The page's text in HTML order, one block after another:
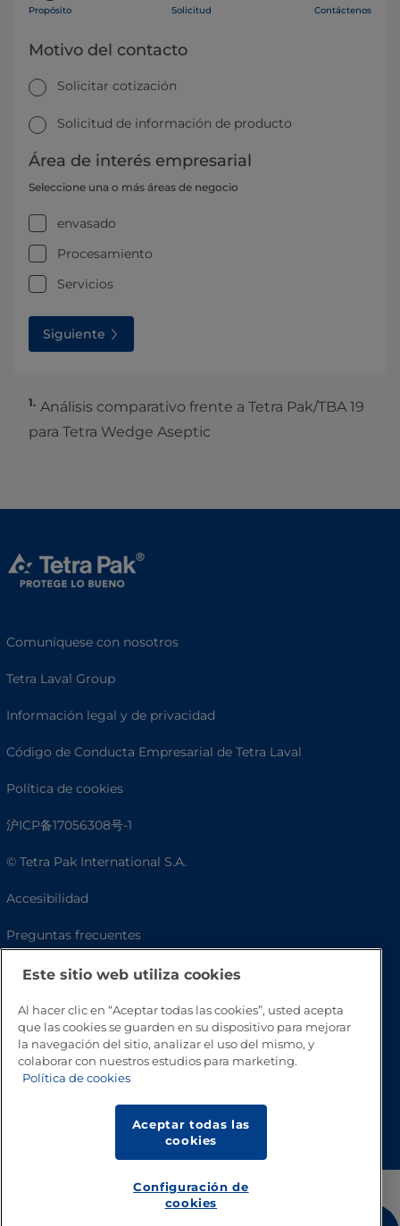
Propósito Solicitud Contáctenos
Motivo del contacto
Solicitar cotización
Solicitud de información de producto
Área de interés empresarial
Seleccione una o más áreas de negocio
envasado
Procesamiento
Servicios
Siguiente
1. Análisis comparativo frente a Tetra Pak/TBA 19
para Tetra Wedge Aseptic
Comuníquese con nosotros
Tetra Laval Group
Información legal y de privacidad
Código de Conducta Empresarial de Tetra Laval
Política de cookies
沪ICP备17056308号-1
© Tetra Pak International S.A.
Accesibilidad
Preguntas frecuentes
Este sitio web utiliza cookies
Al hacer clic en “Aceptar todas las cookies”, usted acepta
que las cookies se guarden en su dispositivo para mejorar
la navegación del sitio, analizar el uso del mismo, y
colaborar con nuestros estudios para marketing.
Política de cookies
Aceptar todas las
cookies
Configuración de
cookies